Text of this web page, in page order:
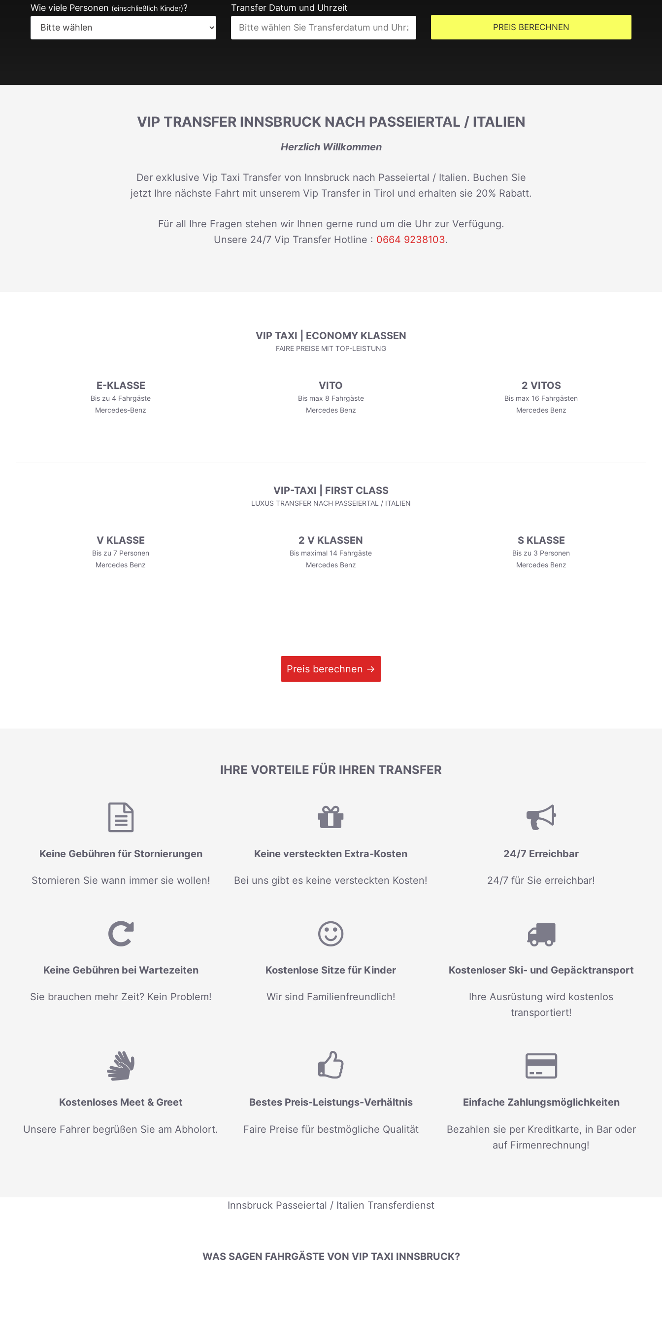
Wie viele Personen (einschließlich Kinder)? Transfer Datum und Uhrzeit
PREIS BERECHNEN
VIP TRANSFER INNSBRUCK NACH PASSEIERTAL / ITALIEN
Herzlich Willkommen
Der exklusive Vip Taxi Transfer von Innsbruck nach Passeiertal / Italien. Buchen Sie
jetzt Ihre nächste Fahrt mit unserem Vip Transfer in Tirol und erhalten sie 20% Rabatt.
Für all Ihre Fragen stehen wir Ihnen gerne rund um die Uhr zur Verfügung.
Unsere 24/7 Vip Transfer Hotline : 0664 9238103.
VIP TAXI | ECONOMY KLASSEN
FAIRE PREISE MIT TOP-LEISTUNG
E-KLASSE
Bis zu 4 Fahrgäste
Mercedes-Benz
VITO
Bis max 8 Fahrgäste
Mercedes Benz
2 VITOS
Bis max 16 Fahrgästen
Mercedes Benz
VIP-TAXI | FIRST CLASS
LUXUS TRANSFER NACH PASSEIERTAL / ITALIEN
V KLASSE
Bis zu 7 Personen
Mercedes Benz
2 V KLASSEN
Bis maximal 14 Fahrgäste
Mercedes Benz
S KLASSE
Bis zu 3 Personen
Mercedes Benz
Preis berechnen →
IHRE VORTEILE FÜR IHREN TRANSFER
Keine Gebühren für Stornierungen
Stornieren Sie wann immer sie wollen!
Keine versteckten Extra-Kosten
Bei uns gibt es keine versteckten Kosten!
24/7 Erreichbar
24/7 für Sie erreichbar!
Keine Gebühren bei Wartezeiten
Sie brauchen mehr Zeit? Kein Problem!
Kostenlose Sitze für Kinder
Wir sind Familienfreundlich!
Kostenloser Ski- und Gepäcktransport
Ihre Ausrüstung wird kostenlos
transportiert!
Kostenloses Meet & Greet
Unsere Fahrer begrüßen Sie am Abholort.
Bestes Preis-Leistungs-Verhältnis
Faire Preise für bestmögliche Qualität
Einfache Zahlungsmöglichkeiten
Bezahlen sie per Kreditkarte, in Bar oder
auf Firmenrechnung!
Innsbruck Passeiertal / Italien Transferdienst
WAS SAGEN FAHRGÄSTE VON VIP TAXI INNSBRUCK?